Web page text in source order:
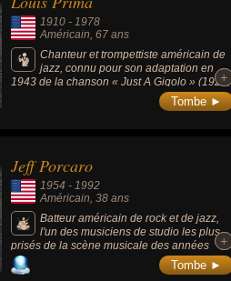
1910 - 1978
Américain, 67 ans
Chanteur et trompettiste américain de
jazz, connu pour son adaptation en
1943 de la chanson « Just A Gigolo » (1928,
Leonello Casucci), mais aussi « I Wan'na Be
Like You » ou « Bouna sera ». Épouse les
personnalité mélodieuse. Il a aussi collaboré
à la réalisation de plusieurs films de Disney
en tant qu'acteur et doubleur.
+
+
Tombe ►
Jeff Porcaro
1954 - 1992
Américain, 38 ans
Batteur américain de rock et de jazz,
l'un des musiciens de studio les plus
prisés de la scène musicale des années
1970 avant de fonder en 1976, avec David
Paich, le groupe rock Toto en 1976 qui
+
+
Tombe ►